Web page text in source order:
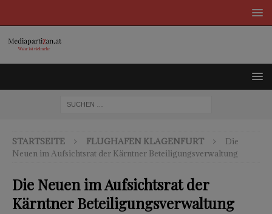
STARTSEITE FLUGHAFEN KLAGENFURT
Die
Neuen im Aufsichtsrat der Kärntner Beteiligungsverwaltung
Die Neuen im Aufsichtsrat der
Kärntner Beteiligungsverwaltung